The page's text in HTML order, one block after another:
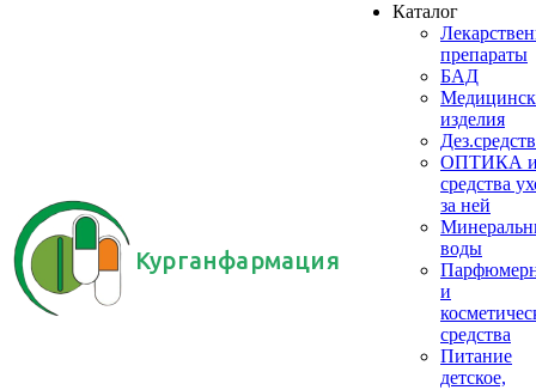
Курганфармация
Каталог
препараты
БАД
изделия
ОПТИКА
средства
за ней
воды
и
средства
Питание
детское,